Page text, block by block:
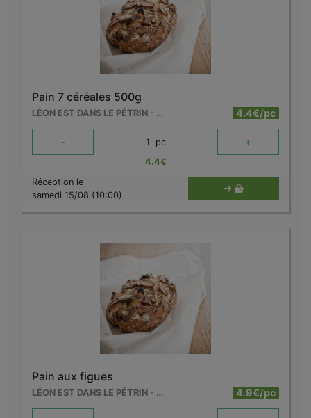
Pain 7 céréales 500g
LÉON EST DANS LE PÉTRIN - MOUSCRON 4.4€/pc
- 1 pc +
4.4€
Réception le
samedi 15/08 (10:00)
Pain aux figues
LÉON EST DANS LE PÉTRIN - MOUSCRON 4.9€/pc